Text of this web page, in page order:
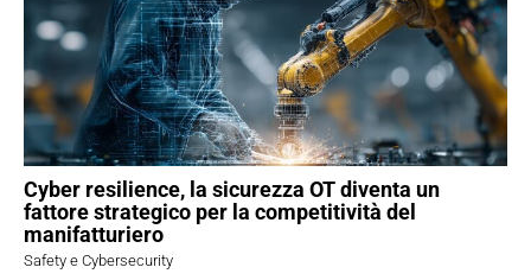
Cyber resilience, la sicurezza OT diventa un
fattore strategico per la competitività del
manifatturiero
Safety e Cybersecurity